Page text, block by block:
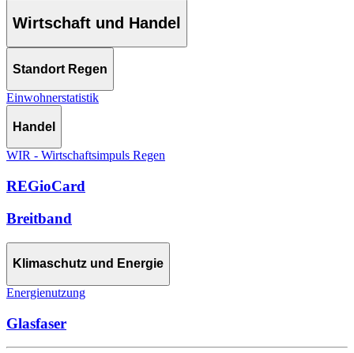
Wirtschaft und Handel
Standort Regen
Einwohnerstatistik
Handel
WIR - Wirtschaftsimpuls Regen
REGioCard
Breitband
Klimaschutz und Energie
Energienutzung
Glasfaser